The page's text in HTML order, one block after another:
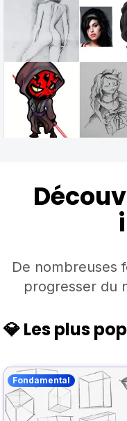
De nombreuses
progresser du
💎 Les plus
Fondamental